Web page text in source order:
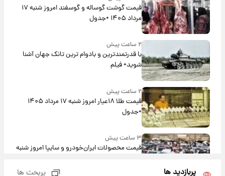
قیمت گوشت گوساله و گوسفند امروز شنبه ۱۷
مرداد ۱۴۰۵ +جدول
۲ ساعت پیش
با قدرتمندترین و بادوام ترین تانک جهان آشنا
شوید+ فیلم
۲ ساعت پیش
قیمت طلا ۱۸عیار امروز شنبه ۱۷ مرداد ۱۴۰۵
+جدول
۳ ساعت پیش
قیمت محصولات ایران‌خودرو و سایپا امروز شنبه
پربازدید ها پربحث ها